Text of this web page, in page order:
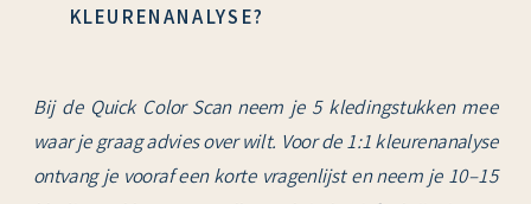
KLEURENANALYSE?
Bij de Quick Color Scan neem je 5 kledingstukken mee
waar je graag advies over wilt. Voor de 1:1 kleurenanalyse
ontvang je vooraf een korte vragenlijst en neem je 10–15